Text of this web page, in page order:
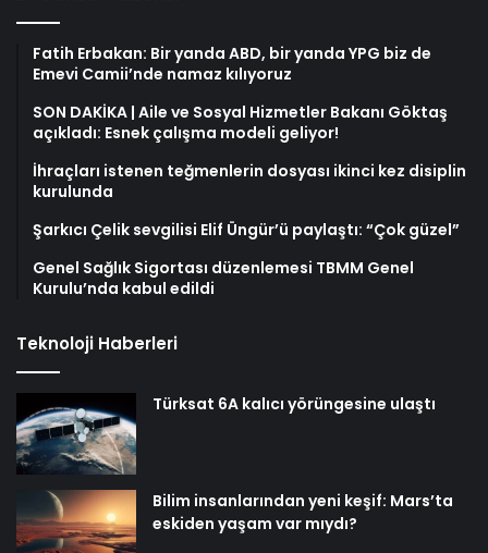
Fatih Erbakan: Bir yanda ABD, bir yanda YPG biz de
Emevi Camii’nde namaz kılıyoruz
SON DAKİKA | Aile ve Sosyal Hizmetler Bakanı Göktaş
açıkladı: Esnek çalışma modeli geliyor!
İhraçları istenen teğmenlerin dosyası ikinci kez disiplin
kurulunda
Şarkıcı Çelik sevgilisi Elif Üngür’ü paylaştı: “Çok güzel”
Genel Sağlık Sigortası düzenlemesi TBMM Genel
Kurulu’nda kabul edildi
Teknoloji Haberleri
Türksat 6A kalıcı yörüngesine ulaştı
Bilim insanlarından yeni keşif: Mars’ta
eskiden yaşam var mıydı?